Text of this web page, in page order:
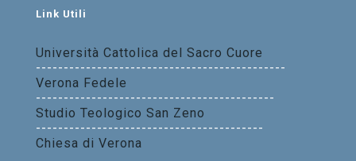
Link Utili
Università Cattolica del Sacro Cuore
---------------------------------------------
Verona Fedele
-------------------------------------------
Studio Teologico San Zeno
-----------------------------------------
Chiesa di Verona